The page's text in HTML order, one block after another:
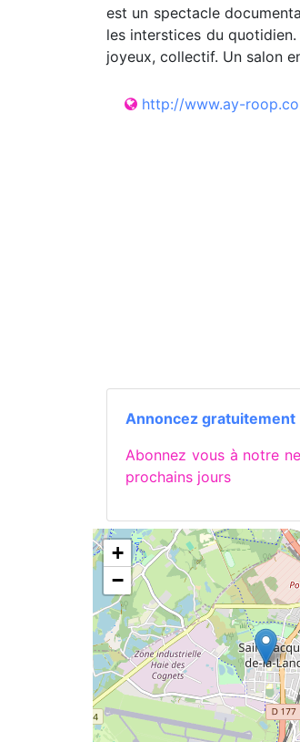
est un spectacle
les interstices du
joyeux, collectif. Un salon
http://www.ay-
Annoncez gratuitement
Abonnez vous à notre
prochains jours
+
−